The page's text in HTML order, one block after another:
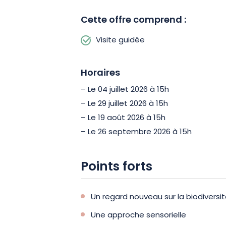
Cette offre comprend :
Visite guidée
Horaires
– Le 04 juillet 2026 à 15h
– Le 29 juillet 2026 à 15h
– Le 19 août 2026 à 15h
– Le 26 septembre 2026 à 15h
Points forts
Un regard nouveau sur la
Une approche sensorielle